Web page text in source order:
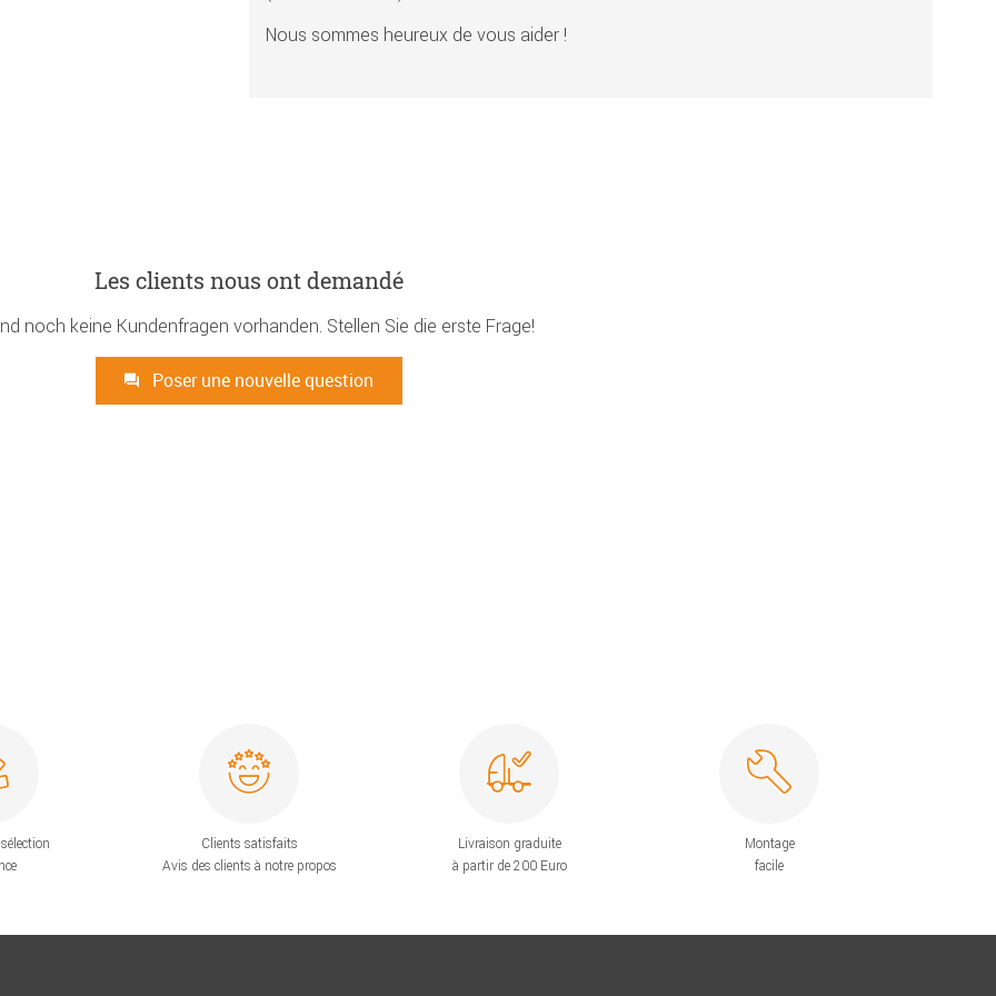
Nous sommes heureux de vous aider !
Les clients nous ont demandé
noch keine Kundenfragen vorhanden. Stellen Sie die erste Frage!
Poser une nouvelle question
Clients satisfaits
Avis des clients à notre propos
Livraison graduite
à partir de 200 Euro
Montage
facile